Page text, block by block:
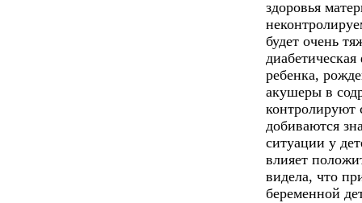
здоровья
будет очень
ребенка,
акушеры в
контролируют
добиваются
ситуации у
влияет
видела, что
беременной